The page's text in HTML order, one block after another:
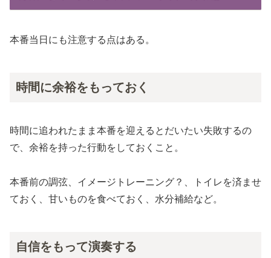
本番当日にも注意する点はある。
時間に余裕をもっておく
時間に追われたまま本番を迎えるとだいたい失敗するの
で、余裕を持った行動をしておくこと。
本番前の調弦、イメージトレーニング？、トイレを済ませ
ておく、甘いものを食べておく、水分補給など。
自信をもって演奏する